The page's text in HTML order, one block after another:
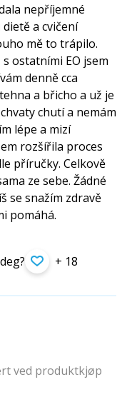
nepříjemné
a cvičení
mě to trápilo.
ostatními EO jsem
denně cca
a břicho a už je
chutí a nemám
lépe a mizí
rozšířila proces
příručky. Celkově
ze sebe. Žádné
se snažím zdravě
pomáhá.
+ 18
ved produktkjøp